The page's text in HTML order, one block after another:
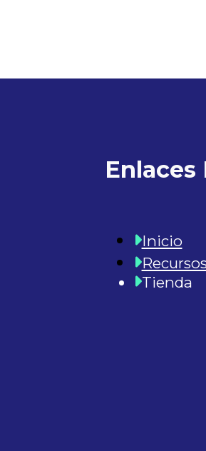
Enlaces
Inicio
Recursos
Tienda